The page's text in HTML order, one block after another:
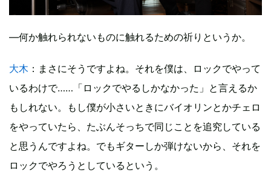
—何か触れられないものに触れるための祈りというか。
大木 ：まさにそうですよね。それを僕は、ロックでやって
いるわけで……「ロックでやるしかなかった」と言えるか
もしれない。もし僕が小さいときにバイオリンとかチェロ
をやっていたら、たぶんそっちで同じことを追究している
と思うんですよね。でもギターしか弾けないから、それを
ロックでやろうとしているという。